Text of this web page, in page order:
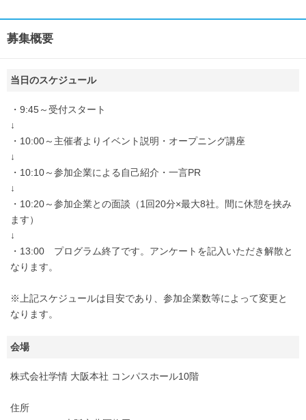
募集概要
当日のスケジュール
・9:45～受付スタート
↓
・10:00～主催者よりイベント説明・オープニング講座
↓
・10:10～参加企業による自己紹介・一言PR
↓
・10:20～参加企業との面談（1回20分×最大8社。間に休憩を挟み
ます）
↓
・13:00 プログラム終了です。アンケートを記入いただき解散と
なります。
※上記スケジュールは目安であり、参加企業数等によって変更と
なります。
会場
株式会社学情 大阪本社 コンパスホール10階
住所